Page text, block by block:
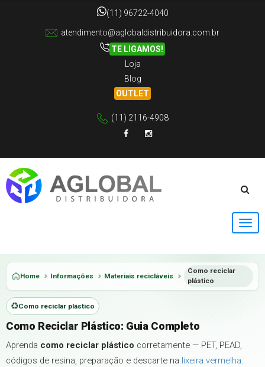
(11) 96722-4040
atendimento@aglobaldistribuidora.com.br
TE LIGAMOS!
Loja
Blog
OUTLET
(11) 2116-4908
Home Informações Materiais recicláveis
Como reciclar
plástico
Como reciclar plástico
Como Reciclar Plástico: Guia Completo
Aprenda como reciclar plástico corretamente — PET, PEAD,
códigos de resina, preparação e descarte na lixeira vermelha.